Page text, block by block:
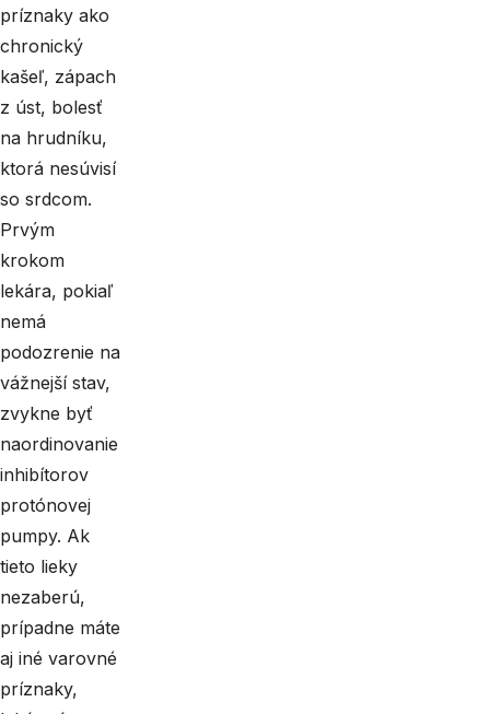
príznaky ako
chronický
kašeľ, zápach
z úst, bolesť
na hrudníku,
ktorá nesúvisí
so srdcom.
Prvým
krokom
lekára, pokiaľ
nemá
podozrenie na
vážnejší stav,
zvykne byť
naordinovanie
inhibítorov
protónovej
pumpy. Ak
tieto lieky
nezaberú,
prípadne máte
aj iné varovné
príznaky,